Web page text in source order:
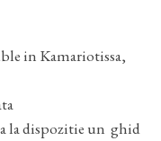
in Kamariotissa,
la dispozitie un ghid